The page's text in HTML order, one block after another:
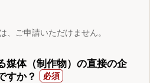
ご申請いただけません。
媒体（制作物）の直接の企
すか？